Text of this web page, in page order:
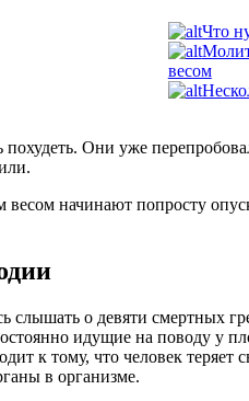
Что
весом
Они уже
начинают попросту
слышать о девяти смертных
идущие на поводу у
к тому, что человек
в организме.